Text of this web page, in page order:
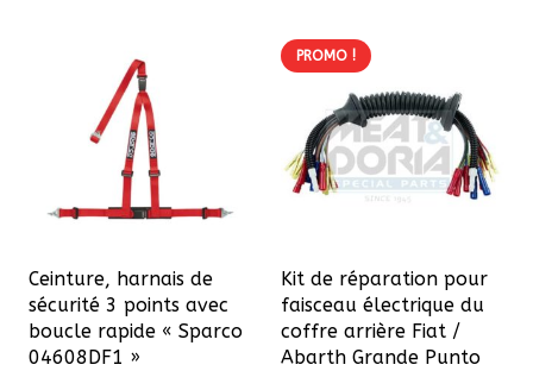
Ceinture, harnais de
sécurité 3 points avec
boucle rapide « Sparco
04608DF1 »
PROMO !
Kit de réparation pour
faisceau électrique du
coffre arrière Fiat /
Abarth Grande Punto